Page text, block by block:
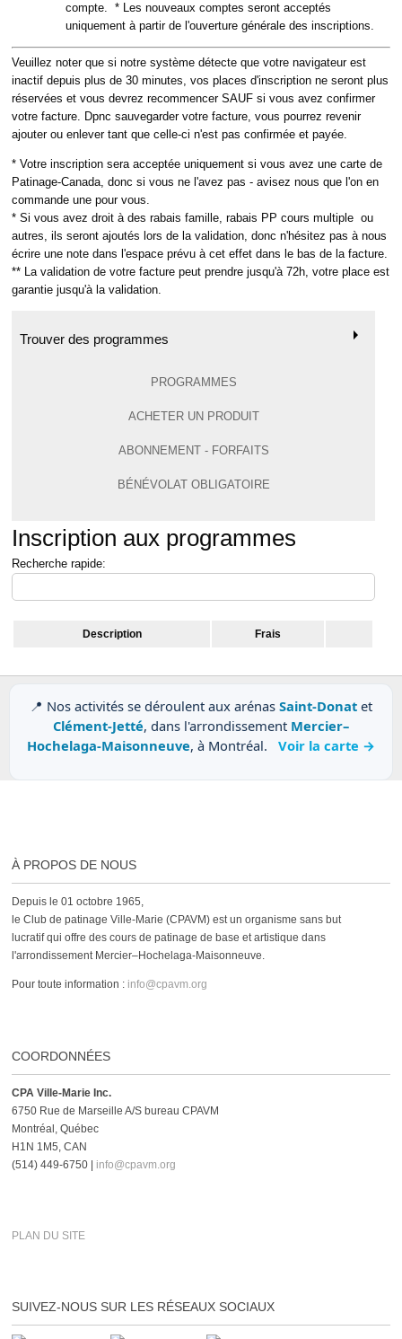
compte. * Les nouveaux comptes seront acceptés
uniquement à partir de l'ouverture générale des inscriptions.
Veuillez noter que si notre système détecte que votre navigateur est
inactif depuis plus de 30 minutes, vos places d'inscription ne seront plus
réservées et vous devrez recommencer SAUF si vous avez confirmer
votre facture. Dpnc sauvegarder votre facture, vous pourrez revenir
ajouter ou enlever tant que celle-ci n'est pas confirmée et payée.
* Votre inscription sera acceptée uniquement si vous avez une carte de
Patinage-Canada, donc si vous ne l'avez pas - avisez nous que l'on en
commande une pour vous.
* Si vous avez droit à des rabais famille, rabais PP cours multiple ou
autres, ils seront ajoutés lors de la validation, donc n'hésitez pas à nous
écrire une note dans l'espace prévu à cet effet dans le bas de la facture.
** La validation de votre facture peut prendre jusqu'à 72h, votre place est
garantie jusqu'à la validation.
Trouver des programmes
PROGRAMMES
ACHETER UN PRODUIT
ABONNEMENT - FORFAITS
BÉNÉVOLAT OBLIGATOIRE
Inscription aux programmes
Recherche rapide:
Description Frais
📍 Nos activités se déroulent aux arénas Saint-Donat et
Clément-Jetté, dans l'arrondissement Mercier–
Hochelaga-Maisonneuve, à Montréal. Voir la carte →
À PROPOS DE NOUS
Depuis le 01 octobre 1965,
le Club de patinage Ville-Marie (CPAVM) est un organisme sans but
lucratif qui offre des cours de patinage de base et artistique dans
l'arrondissement Mercier–Hochelaga-Maisonneuve.
Pour toute information : info@cpavm.org
COORDONNÉES
CPA Ville-Marie Inc.
6750 Rue de Marseille A/S bureau CPAVM
Montréal, Québec
H1N 1M5, CAN
(514) 449-6750 | info@cpavm.org
PLAN DU SITE
SUIVEZ-NOUS SUR LES RÉSEAUX SOCIAUX